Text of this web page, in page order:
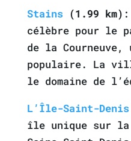
Stains(1.99 km)
célèbre pour le
de la
populaire. La
le domaine de
L’Île-Saint-Denis
île unique sur la